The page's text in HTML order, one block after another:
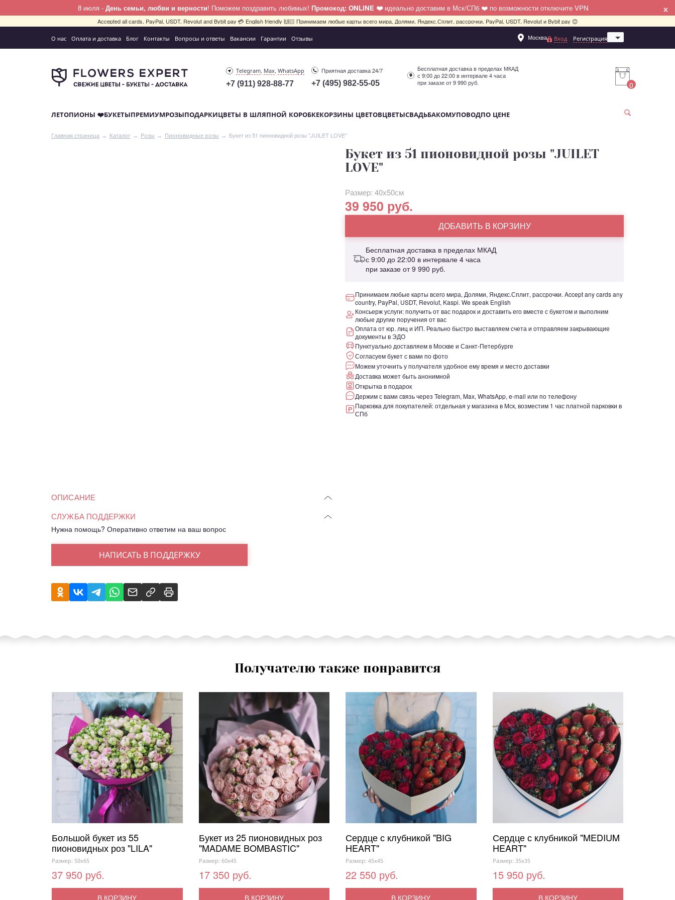
8 июля - День семьи, любви и верности! Поможем поздравить любимых! Промокод: ONLINE ❤️ идеально доставим в Мск/СПб ❤️ по возможности отключите VPN ×
Accepted all cards, PayPal, USDT, Revolut and Bybit pay 💳 English friendly 🙌🏻 Принимаем любые карты всего мира, Долями, Яндекс.Сплит, рассрочки, PayPal, USDT, Revolut и Bybit pay 😊
О нас Оплата и доставка Блог Контакты Вопросы и ответы Вакансии Гарантии Отзывы Москва
Санкт-Петербург
Вход Регистрация
Telegram, Max,WhatsApp
+7 (911) 928-88-77
Приятная доставка 24/7
+7 (495) 982-55-05
Бесплатная доставка в пределах МКАД
с 9:00 до 22:00 в интервале 4 часа
при заказе от 9 990 руб.
0
ЛЕТОПИОНЫ ❤️БУКЕТЫПРЕМИУМРОЗЫПОДАРКИЦВЕТЫ В ШЛЯПНОЙ КОРОБКЕКОРЗИНЫ ЦВЕТОВЦВЕТЫСВАДЬБАКОМУПОВОДПО ЦЕНЕ
Главная страница Каталог Розы Пионовидные розы Букет из 51 пионовидной розы "JUILET LOVE"
Букет из 51 пионовидной розы "JUILET
LOVE"
Размер: 40х50см
39 950 руб.
ДОБАВИТЬ В КОРЗИНУ
Бесплатная доставка в пределах МКАД
с 9:00 до 22:00 в интервале 4 часа
при заказе от9 990 руб.
Принимаем любые карты всего мира, Долями, Яндекс.Сплит, рассрочки. Accept any cards any
country, PayPal, USDT, Revolut, Kaspi. We speak English
Консьерж услуги: получить от вас подарок и доставить его вместе с букетом и выполним
любые другие поручения от вас
Оплата от юр. лиц и ИП. Реально быстро выставляем счета и отправляем закрывающие
документы в ЭДО
Пунктуально доставляем в Москве и Санкт-Петербурге
Согласуем букет с вами по фото
Можем уточнить у получателя удобное ему время и место доставки
Доставка может быть анонимной
Открытка в подарок
Держим с вами связь через Telegram, Max, WhatsApp, e-mail или по телефону
Парковка для покупателей: отдельная у магазина в Мск, возместим 1 час платной парковки в
СПб
ОПИСАНИЕ
СЛУЖБА ПОДДЕРЖКИ
Нужна помощь? Оперативно ответим на ваш вопрос
НАПИСАТЬ В ПОДДЕРЖКУ
Получателю также понравится
Большой букет из 55
пионовидных роз "LILA"
Размер: 50x65
37 950 руб.
В КОРЗИНУ
Букет из 25 пионовидных роз
"MADAME BOMBASTIC"
Размер: 60x45
17 350 руб.
В КОРЗИНУ
Сердце с клубникой "BIG
HEART"
Размер: 45x45
22 550 руб.
В КОРЗИНУ
Сердце с клубникой "MEDIUM
HEART"
Размер: 35x35
15 950 руб.
В КОРЗИНУ